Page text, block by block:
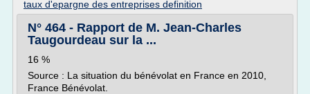
taux d'epargne des entreprises definition
N° 464 - Rapport de M. Jean-Charles
Taugourdeau sur la ...
16 %
Source : La situation du bénévolat en France en 2010,
France Bénévolat.